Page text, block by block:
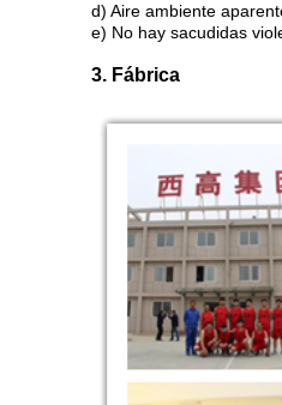
d) Aire ambiente
e) No hay sacudidas
3. Fábrica